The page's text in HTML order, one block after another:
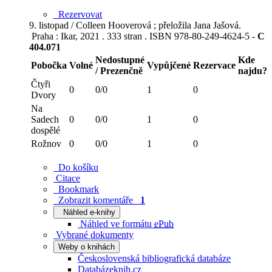
Rezervovat
9. listopad / Colleen Hooverová ; přeložila Jana Jašová.
Praha : Ikar, 2021 . 333 stran . ISBN 978-80-249-4624-5 - C
404.071
Pobočka Volné
Nedostupné
/ Prezenčně
Vypůjčené Rezervace
Kde
najdu?
Čtyři
Dvory
0 0/0 1
0
Na
Sadech
dospělé
0 0/0 1 0
Rožnov 0 0/0 1 0
Do košíku
Citace
Bookmark
Zobrazit komentáře 1
Náhled e-knihy
Náhled ve formátu ePub
Vybrané dokumenty
Weby o knihách
Československá bibliografická databáze
Databázeknih.cz